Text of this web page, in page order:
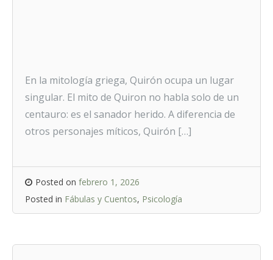
En la mitología griega, Quirón ocupa un lugar
singular. El mito de Quiron no habla solo de un
centauro: es el sanador herido. A diferencia de
otros personajes míticos, Quirón […]
Posted on febrero 1, 2026
Posted in Fábulas y Cuentos, Psicología